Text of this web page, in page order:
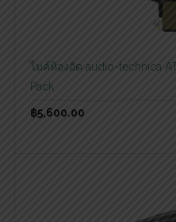
ไมค์ห้องอัด audio-technica
Pack
฿5,600.00